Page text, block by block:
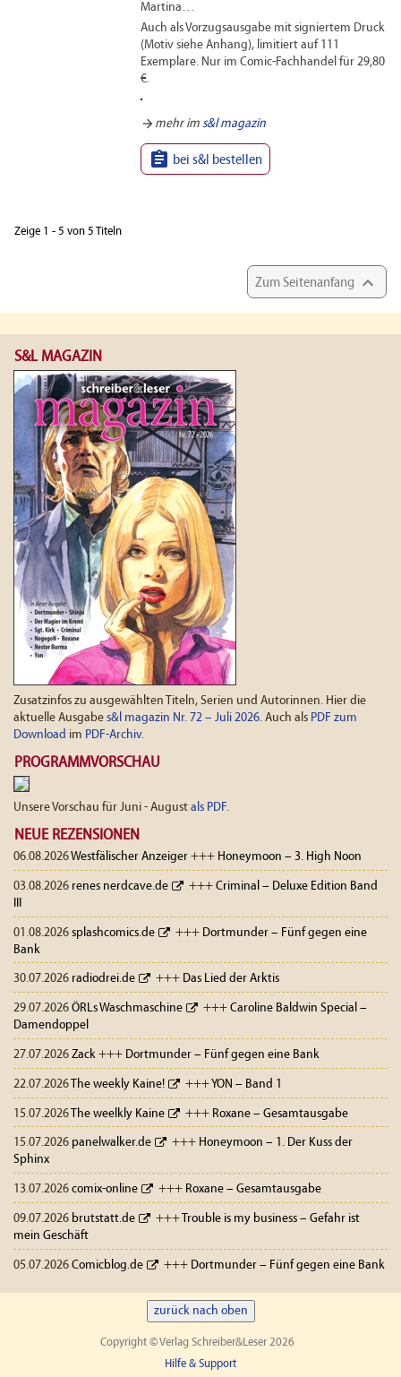
Martina…
Auch als Vorzugsausgabe mit signiertem Druck
(Motiv siehe Anhang), limitiert auf 111
Exemplare. Nur im Comic-Fachhandel für 29,80
€.
arrow_forward mehr im s&l magazin
 bei s&l bestellen
Zeige 1 - 5 von 5 Titeln
Zum Seitenanfang 
S&L MAGAZIN
Zusatzinfos zu ausgewählten Titeln, Serien und Autorinnen. Hier die
aktuelle Ausgabe s&l magazin Nr. 72 – Juli 2026. Auch als PDF zum
Download im PDF-Archiv.
PROGRAMMVORSCHAU
Unsere Vorschau für Juni - August als PDF.
NEUE REZENSIONEN
06.08.2026Westfälischer Anzeiger +++ Honeymoon – 3. High Noon
03.08.2026 renes nerdcave.de +++ Criminal – Deluxe Edition Band
01.08.2026 splashcomics.de +++ Dortmunder – Fünf gegen eine
Bank
30.07.2026 radiodrei.de +++ Das Lied der Arktis
29.07.2026 ÖRLs Waschmaschine +++ Caroline Baldwin Special –
Damendoppel
27.07.2026 Zack +++ Dortmunder – Fünf gegen eine Bank
22.07.2026 The weekly Kaine! +++ YON – Band 1
15.07.2026The weelkly Kaine +++ Roxane – Gesamtausgabe
15.07.2026 panelwalker.de +++ Honeymoon – 1. Der Kuss der
Sphinx
13.07.2026 comix-online +++ Roxane – Gesamtausgabe
09.07.2026 brutstatt.de +++ Trouble is my business – Gefahr ist
mein Geschäft
05.07.2026 Comicblog.de +++ Dortmunder – Fünf gegen eine Bank
zurück nach oben
Copyright © Verlag Schreiber&Leser 2026
Hilfe & Support